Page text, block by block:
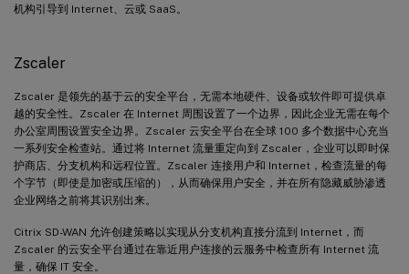
机构引导到 Internet、云或 SaaS。
Zscaler
Zscaler 是领先的基于云的安全平台，无需本地硬件、设备或软件即可提供卓
越的安全性。Zscaler 在 Internet 周围设置了一个边界，因此企业无需在每个
办公室周围设置安全边界。Zscaler 云安全平台在全球 100 多个数据中心充当
一系列安全检查站。通过将 Internet 流量重定向到 Zscaler，企业可以即时保
护商店、分支机构和远程位置。Zscaler 连接用户和 Internet，检查流量的每
个字节（即使是加密或压缩的），从而确保用户安全，并在所有隐藏威胁渗透
企业网络之前将其识别出来。
Citrix SD-WAN 允许创建策略以实现从分支机构直接分流到 Internet，而
Zscaler 的云安全平台通过在靠近用户连接的云服务中检查所有 Internet 流
量，确保 IT 安全。